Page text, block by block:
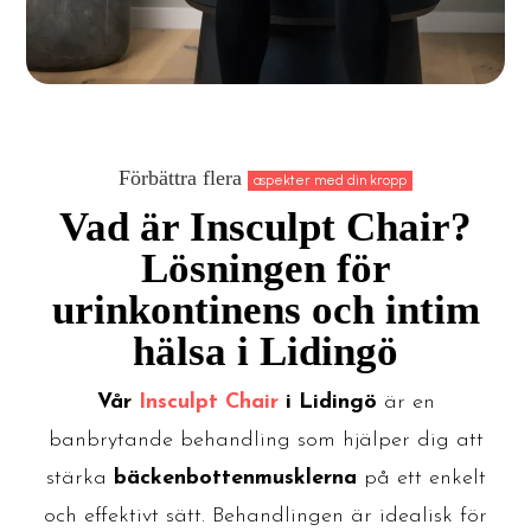
Förbättra flera aspekter med din kropp
Vad är Insculpt Chair?
Lösningen för
urinkontinens och intim
hälsa i Lidingö
Vår Insculpt Chairi Lidingö är en
banbrytande behandling som hjälper dig att
stärka bäckenbottenmusklerna på ett enkelt
och effektivt sätt. Behandlingen är idealisk för